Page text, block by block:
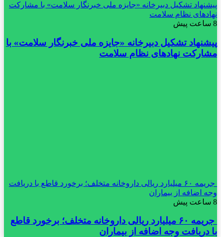
پیشنهاد تشکیل دبیرخانه «جایزه ملی خبرنگار سلامت» با مشارکت
نهادهای نظام سلامت
8 ساعت پیش
پیشنهاد تشکیل دبیرخانه «جایزه ملی خبرنگار سلامت» با
مشارکت نهادهای نظام سلامت
جریمه ۶۰ میلیارد ریالی داروخانه متخلف؛ برخورد قاطع با دریافت
وجه اضافه از بیماران
8 ساعت پیش
جریمه ۶۰ میلیارد ریالی داروخانه متخلف؛ برخورد قاطع
با دریافت وجه اضافه از بیماران